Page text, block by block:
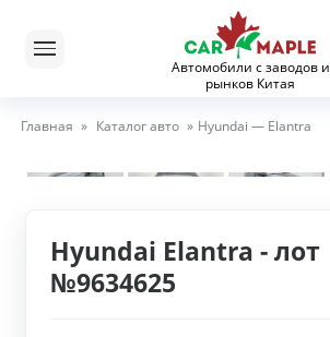
Автомобили с заводов и
рынков Китая
Главная » Каталог авто » Hyundai — Elantra
Hyundai Elantra - лот
№9634625